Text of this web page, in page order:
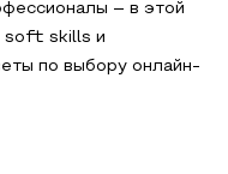
– в этой
soft skills и
по выбору онлайн-